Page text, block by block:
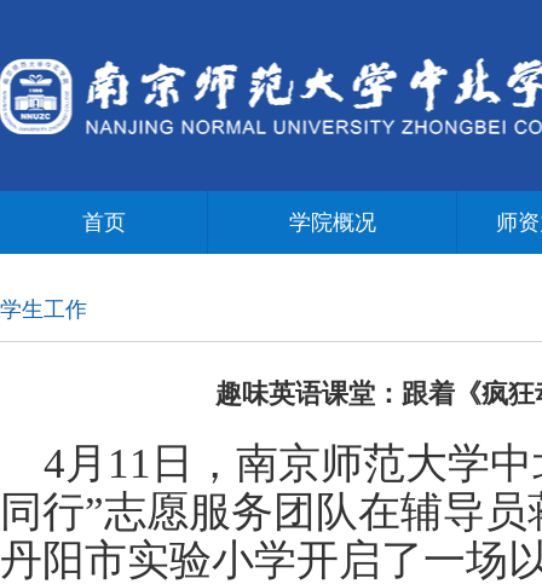
首页 学院概况 师
学生工作
趣味英语课堂：跟着《疯
4月11日，南京师范大学
同行”志愿服务团队在辅导
丹阳市实验小学开启了一场